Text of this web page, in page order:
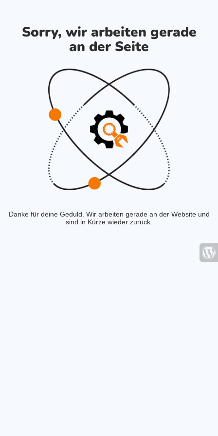
Sorry, wir arbeiten gerade
an der Seite
Danke für deine Geduld. Wir arbeiten gerade an der Website und
sind in Kürze wieder zurück.